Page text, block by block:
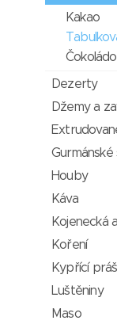
Kakao
Dezerty
Džemy a
Gurmánské
Houby
Káva
Kojenecká
Koření
Kypřící
Luštěniny
Maso